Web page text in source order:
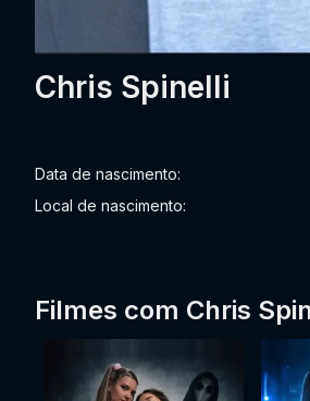
Chris Spinelli
Data de nascimento:
Local de nascimento:
Filmes com Chris